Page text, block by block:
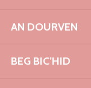
AN DOURVEN
BEG BIC’HID